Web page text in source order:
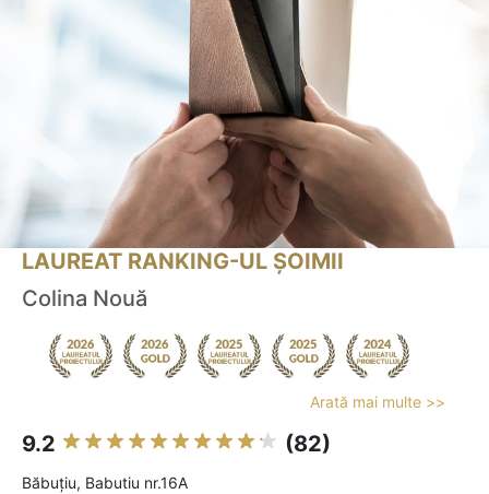
LAUREAT RANKING-UL ȘOIMII
Colina Nouă
Arată mai multe >>
9.2 (82)
Băbuţiu, Babutiu nr.16A